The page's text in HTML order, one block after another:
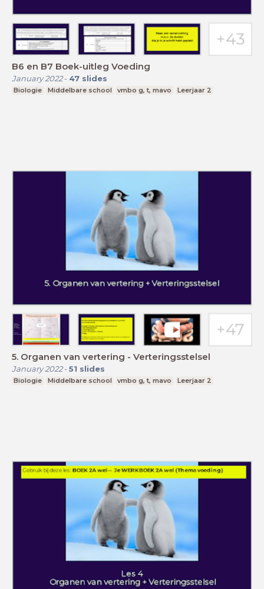
B6 en B7 Boek-uitleg Voeding
January 2022- 47 slides
Biologie Middelbare school vmbo g, t, mavo Leerjaar 2
5. Organen van vertering - Verteringsstelsel
January 2022- 51 slides
Biologie Middelbare school vmbo g, t, mavo Leerjaar 2